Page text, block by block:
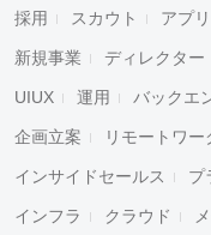
採用 スカウト アプリ
新規事業 ディレクター
UIUX 運用 バックエ
企画立案 リモートワー
インサイドセールス プ
インフラ クラウド